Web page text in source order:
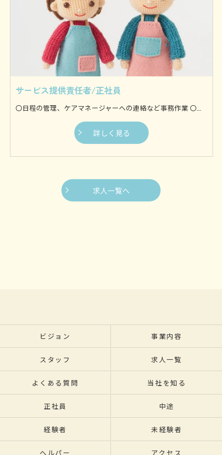
サービス提供責任者/正社員
詳しく見る
求人一覧へ
ビジョン 事業内容
スタッフ 求人一覧
よくある質問 当社を知る
正社員 中途
経験者 未経験者
ヘルパー アクセス